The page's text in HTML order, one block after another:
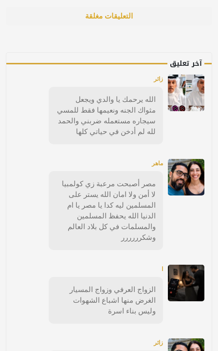
التعليقات مغلقة
آخر تعليق
زائر
الله يرحمك يا والدي ويجعل
مثواك الجنه ونعيمها فقط للمسي
سيجاره مستعمله ضربني والحمد
لله لم أدخن في حياتي كلها
ماهر
مصر أصبحت مرعبة زي كولمبيا
لا أمن ولا امان الله يستر على
المسلمين ليه كدا يا مصر يا ام
الدنيا الله يحفظ المسلمين
والمسلمات في كل بلاد العالم
وشكرررررر
ا
الزواج العرفي وزواج المسيار
الغرض منها اشباع الشهوات
وليس بناء اسرة
زائر